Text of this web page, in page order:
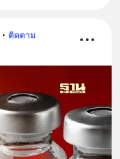
• ติดตาม